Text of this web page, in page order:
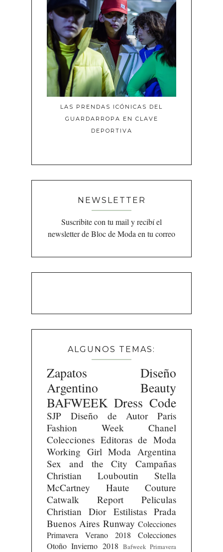
LAS PRENDAS ICÓNICAS DEL
GUARDARROPA EN CLAVE
DEPORTIVA
NEWSLETTER
Suscribite con tu mail y recibí el
newsletter de Bloc de Moda en tu correo
ALGUNOS TEMAS:
Zapatos
Diseño
Argentino
Beauty
BAFWEEK Dress Code
SJP Diseño de Autor
Paris
Fashion Week
Chanel
Colecciones Editoras de Moda
Working Girl Moda Argentina
Sex and the City
Campañas
Christian Louboutin
Stella
McCartney
Haute Couture
Catwalk Report
Peliculas
Christian Dior Estilistas Prada
Buenos Aires Runway Colecciones
Primavera Verano 2018
Colecciones
Otoño Invierno 2018 Bafweek Primavera